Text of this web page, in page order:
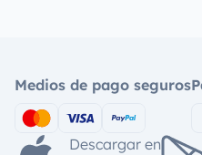
Medios de pago seguros
Descargar en